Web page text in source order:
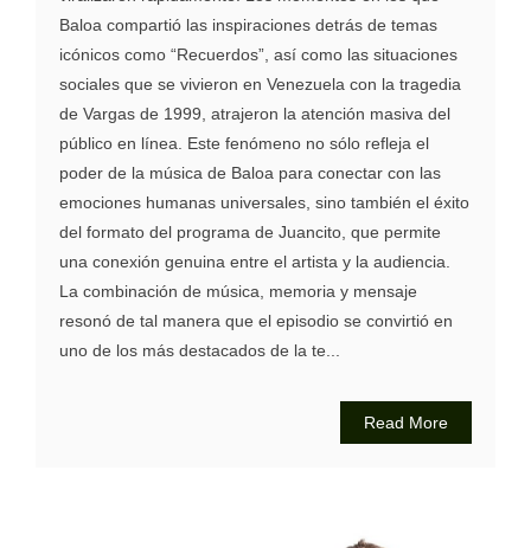
Baloa compartió las inspiraciones detrás de temas
icónicos como “Recuerdos”, así como las situaciones
sociales que se vivieron en Venezuela con la tragedia
de Vargas de 1999, atrajeron la atención masiva del
público en línea. Este fenómeno no sólo refleja el
poder de la música de Baloa para conectar con las
emociones humanas universales, sino también el éxito
del formato del programa de Juancito, que permite
una conexión genuina entre el artista y la audiencia.
La combinación de música, memoria y mensaje
resonó de tal manera que el episodio se convirtió en
uno de los más destacados de la te...
Read More